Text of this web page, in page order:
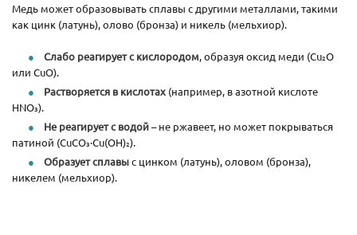
Медь может образовывать сплавы с другими металлами, такими
как цинк (латунь), олово (бронза) и никель (мельхиор).
Слабо реагирует с кислородом, образуя оксид меди (Cu₂O
или CuO).
Растворяется в кислотах (например, в азотной кислоте
HNO₃).
Не реагирует с водой– не ржавеет, но может покрываться
патиной (CuCO₃·Cu(OH)₂).
Образует сплавыс цинком (латунь), оловом (бронза),
никелем (мельхиор).